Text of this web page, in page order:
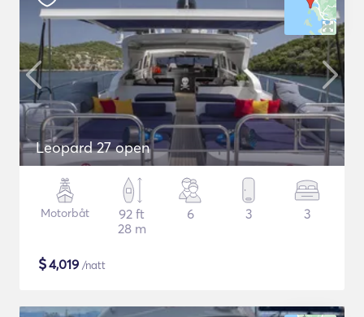
Leopard 27 open
Motorbåt
92 ft
28 m
6 3 3
$4,019 /natt